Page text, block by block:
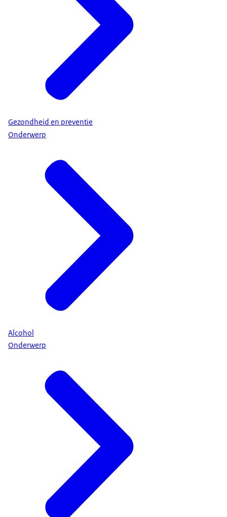
Gezondheid en preventie
Onderwerp
Alcohol
Onderwerp